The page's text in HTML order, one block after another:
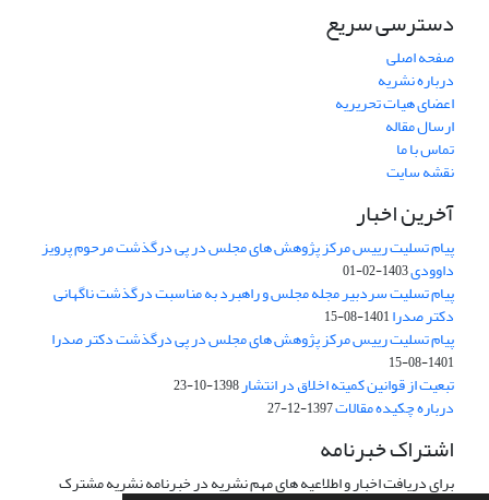
دسترسی سریع
صفحه اصلی
درباره نشریه
اعضای هیات تحریریه
ارسال مقاله
تماس با ما
نقشه سایت
آخرین اخبار
پیام تسلیت رییس مرکز پژوهش های مجلس در پی درگذشت مرحوم پرویز
داوودی1403-02-01
پیام تسلیت سردبیر مجله مجلس و راهبرد به مناسبت درگذشت ناگهانی
دکتر صدرا1401-08-15
پیام تسلیت رییس مرکز پژوهش های مجلس در پی درگذشت دکتر صدرا
1401-08-15
تبعیت از قوانین کمیته اخلاق در انتشار1398-10-23
درباره چکیده مقالات1397-12-27
اشتراک خبرنامه
برای دریافت اخبار و اطلاعیه های مهم نشریه در خبرنامه نشریه مشترک